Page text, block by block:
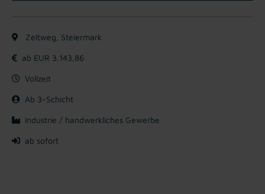
Zeltweg, Steiermark
ab EUR 3.143,86
Vollzeit
Ab 3-Schicht
Industrie / handwerkliches Gewerbe
ab sofort